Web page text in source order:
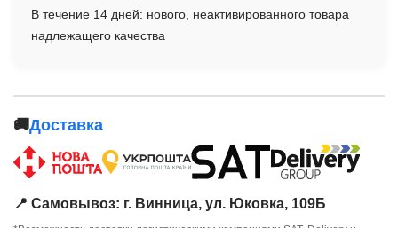
В течение 14 дней: нового, неактивированного товара
надлежащего качества
🚚Доставка
📍 Самовывоз: г. Винница, ул. Юковка, 109Б